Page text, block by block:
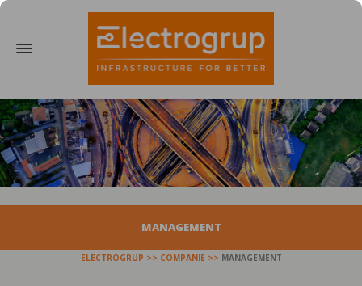
MANAGEMENT
ELECTROGRUP COMPANIE MANAGEMENT